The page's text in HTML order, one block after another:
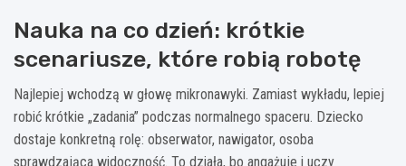
Nauka na co dzień: krótkie
scenariusze, które robią robotę
Najlepiej wchodzą w głowę mikronawyki. Zamiast wykładu, lepiej
robić krótkie „zadania” podczas normalnego spaceru. Dziecko
dostaje konkretną rolę: obserwator, nawigator, osoba
sprawdzająca widoczność. To działa, bo angażuje i uczy